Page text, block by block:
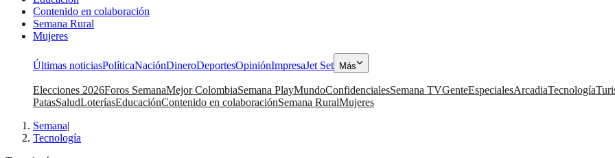
Contenido en colaboración
Semana Rural
Mujeres
Últimas noticiasPolíticaNaciónDineroDeportesOpiniónImpresaJet Set Más
Elecciones 2026Foros SemanaMejor ColombiaSemana PlayMundoConfidencialesSemana TVGenteEspecialesArcadiaTecnología
PatasSaludLoteríasEducaciónContenido en colaboraciónSemana RuralMujeres
Semana|
Tecnología